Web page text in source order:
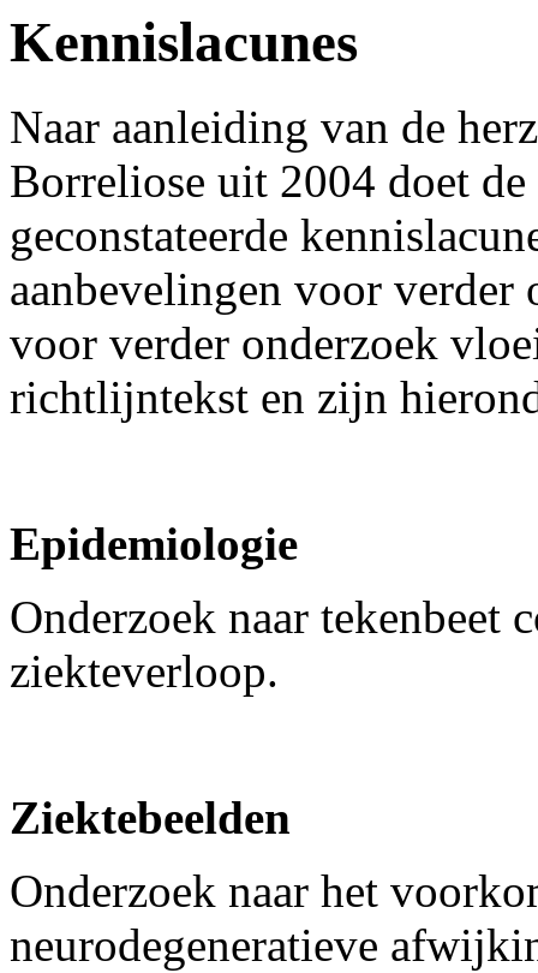
Kennislacunes
Naar aanleiding van de
Borreliose uit 2004 doet
geconstateerde
aanbevelingen voor verder
voor verder onderzoek
richtlijntekst en zijn
Epidemiologie
Onderzoek naar tekenbeet
ziekteverloop.
Ziektebeelden
Onderzoek naar het
neurodegeneratieve